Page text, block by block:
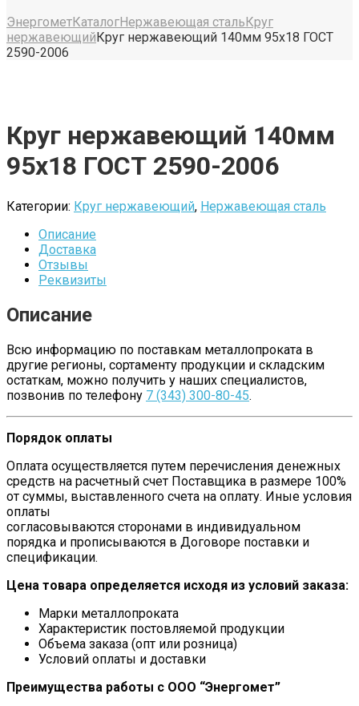
ЭнергометКаталогНержавеющая стальКруг
нержавеющийКруг нержавеющий 140мм 95х18 ГОСТ
2590-2006
Круг нержавеющий 140мм
95х18 ГОСТ 2590-2006
Категории: Круг нержавеющий, Нержавеющая сталь
Описание
Доставка
Отзывы
Реквизиты
Описание
Всю информацию по поставкам металлопроката в
другие регионы, сортаменту продукции и складским
остаткам, можно получить у наших специалистов,
позвонив по телефону 7 (343) 300-80-45.
Порядок оплаты
Оплата осуществляется путем перечисления денежных
средств на расчетный счет Поставщика в размере 100%
от суммы, выставленного счета на оплату. Иные условия
оплаты
согласовываются сторонами в индивидуальном
порядка и прописываются в Договоре поставки и
спецификации.
Цена товара определяется исходя из условий заказа:
Марки металлопроката
Характеристик постовляемой продукции
Объема заказа (опт или розница)
Условий оплаты и доставки
Преимущества работы с ООО “Энергомет”